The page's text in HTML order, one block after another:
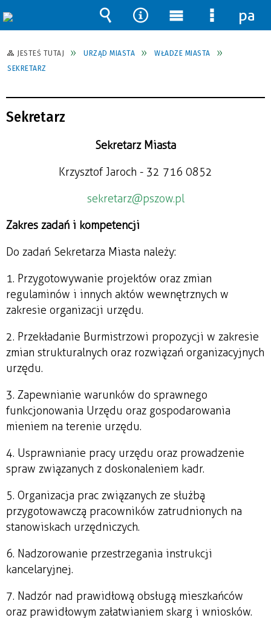
JESTEŚ TUTAJ URZĄD MIASTA
WŁADZE MIASTA
SEKRETARZ
Sekretarz
Sekretarz Miasta
Krzysztof Jaroch - 32 716 08 52
sekretarz@pszow.pl
Zakres zadań i kompetencji
Do zadań Sekretarza Miasta należy:
1. Przygotowywanie projektów oraz zmian
regulaminów i innych aktów wewnętrznych w
zakresie organizacji urzędu.
2. Przekładanie Burmistrzowi propozycji w zakresie
zmian strukturalnych oraz rozwiązań organizacyjnych
urzędu.
3. Zapewnianie warunków do sprawnego
funkcjonowania Urzędu oraz gospodarowania
mieniem na terenie urzędu.
4. Usprawnianie pracy urzędu oraz prowadzenie
spraw związanych z doskonaleniem kadr.
5. Organizacja prac związanych ze służbą
przygotowawczą pracowników zatrudnionych na
stanowiskach urzędniczych.
6. Nadzorowanie przestrzegania instrukcji
kancelaryjnej.
7. Nadzór nad prawidłową obsługą mieszkańców
oraz prawidłowym załatwianiem skarg i wniosków.
Wyszukiwarka
Narzędzia
Menu
główne
Menu